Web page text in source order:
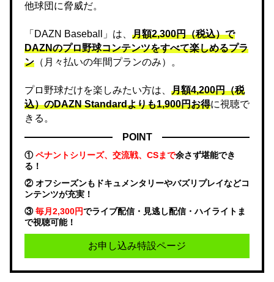
他球団に脅威だ。
「DAZN Baseball」は、 月額2,300円（税込）で
DAZNのプロ野球コンテンツをすべて楽しめるプラ
ン （月々払いの年間プランのみ）。
プロ野球だけを楽しみたい方は、 月額4,200円（税
込）のDAZN Standard​よりも1,900円お得に視聴で
きる。
POINT
①ペナントシリーズ、交流戦、CSまで余さず堪能でき
る！
② オフシーズンもドキュメンタリーやバズリプレイなどコ
ンテンツが充実！
③毎月2,300円でライブ配信・見逃し配信・ハイライトま
で視聴可能！
お申し込み特設ページ